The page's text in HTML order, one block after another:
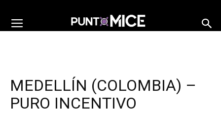
MEDELLÍN (COLOMBIA) –
PURO INCENTIVO